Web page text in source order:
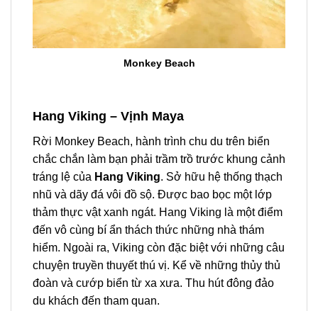
Monkey Beach
Hang Viking – Vịnh Maya
Rời Monkey Beach, hành trình chu du trên biển
chắc chắn làm bạn phải trầm trồ trước khung cảnh
tráng lệ của Hang Viking. Sở hữu hệ thống thạch
nhũ và dãy đá vôi đồ sộ. Được bao bọc một lớp
thảm thực vật xanh ngát. Hang Viking là một điểm
đến vô cùng bí ẩn thách thức những nhà thám
hiểm. Ngoài ra, Viking còn đặc biệt với những câu
chuyện truyền thuyết thú vị. Kể về những thủy thủ
đoàn và cướp biển từ xa xưa. Thu hút đông đảo
du khách đến tham quan.